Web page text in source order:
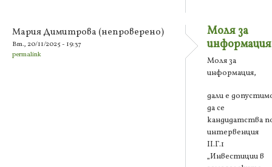
Мария Димитрова (непроверено)
Вт., 20/11/2025 - 19:37
permalink
Моля за
Моля за
информация,
дали е
да се
кандидатства
интервенция
ІІ.Г.1
„Инвестиции в